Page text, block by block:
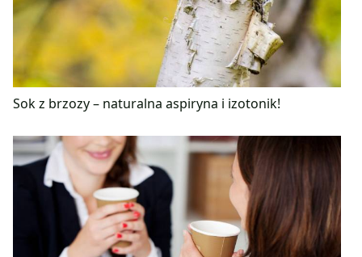
Sok z brzozy – naturalna aspiryna i izotonik!